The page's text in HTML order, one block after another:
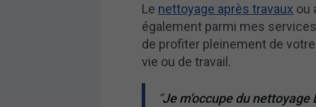
Le nettoyage après travaux ou
également parmi mes
de profiter pleinement de
vie ou de travail.
Je m'occupe du nettoyage